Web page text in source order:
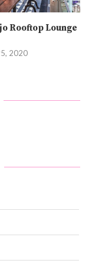
Rooftop Lounge
2020